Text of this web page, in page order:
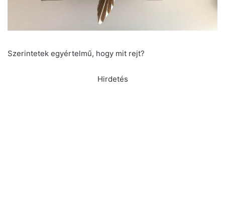
Szerintetek egyértelmű, hogy mit rejt?
Hirdetés